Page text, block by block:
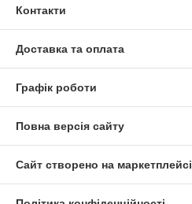
Контакти
Доставка та оплата
Графік роботи
Повна версія сайту
Сайт створено на маркетплейсі